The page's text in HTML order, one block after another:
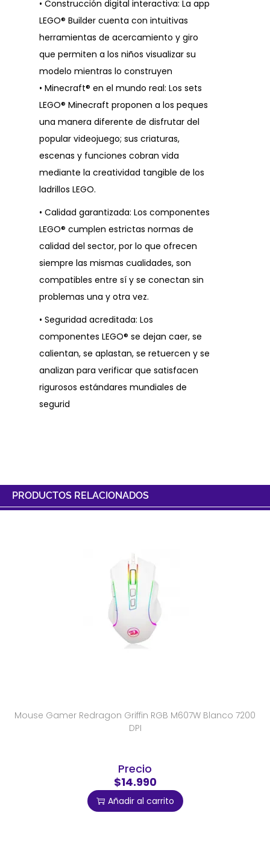
• Construcción digital interactiva: La app
LEGO® Builder cuenta con intuitivas
herramientas de acercamiento y giro
que permiten a los niños visualizar su
modelo mientras lo construyen
• Minecraft® en el mundo real: Los sets
LEGO® Minecraft proponen a los peques
una manera diferente de disfrutar del
popular videojuego; sus criaturas,
escenas y funciones cobran vida
mediante la creatividad tangible de los
ladrillos LEGO.
• Calidad garantizada: Los componentes
LEGO® cumplen estrictas normas de
calidad del sector, por lo que ofrecen
siempre las mismas cualidades, son
compatibles entre sí y se conectan sin
problemas una y otra vez.
• Seguridad acreditada: Los
componentes LEGO® se dejan caer, se
calientan, se aplastan, se retuercen y se
analizan para verificar que satisfacen
rigurosos estándares mundiales de
segurid
PRODUCTOS RELACIONADOS
Mouse Gamer Redragon Griffin RGB M607W Blanco 7200
DPI
Precio
$14.990
Añadir al carrito